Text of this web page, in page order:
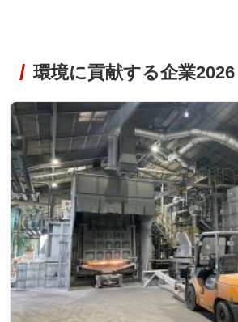
環境に貢献する企業2026